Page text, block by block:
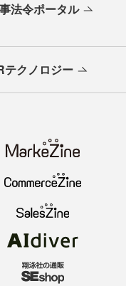
法令ポータル
テクノロジー